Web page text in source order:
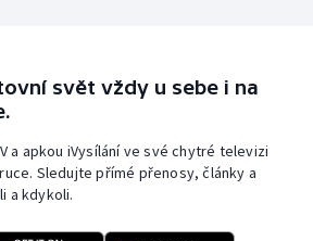
svět vždy u sebe i na
a apkou iVysílání ve své chytré televizi
Sledujte přímé přenosy, články a
a kdykoli.